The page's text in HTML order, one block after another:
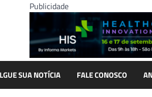
Publicidade
SUA NOTÍCIA FALE CONOSCO